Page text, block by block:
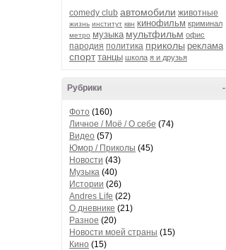
comedy club автомобили животные
жизнь институт квн кинофильм криминал
метро музыка мультфильм офис
пародия политика приколы реклама
спорт танцы школа я и друзья
-
Рубрики
Фото (160)
Личное / Моё / О себе (74)
Видео (57)
Юмор / Приколы (45)
Новости (43)
Музыка (40)
Истории (26)
Andres Life (22)
О дневнике (21)
Разное (20)
Новости моей страны (15)
Кино (15)